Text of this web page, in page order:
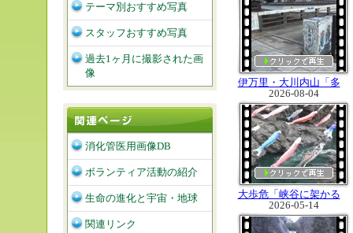
伊万里・大川内山「多
彩な磁器飾りの橋群」
2026-08-04
大歩危「峡谷に架かる
鯉のぼりたち」
2026-05-14
テーマ別おすすめ写真
スタッフおすすめ写真
過去1ヶ月に撮影された画
像
消化管医用画像DB
ボランティア活動の紹介
生命の進化と宇宙・地球
関連リンク